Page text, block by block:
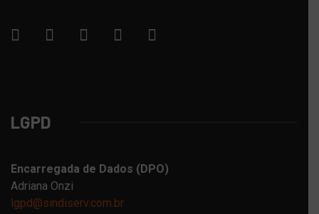
LGPD
Encarregada de Dados (DPO)
Adriana Onzi
lgpd@sindiserv.com.br